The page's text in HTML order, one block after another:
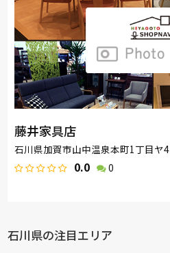
藤井家具店
石川県加賀市山中温泉本町1丁目ヤ4
0.0 0
石川県の注目エリア